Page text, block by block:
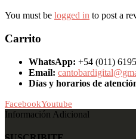
You must be logged in to post a
Carrito
WhatsApp: +54 (011)
Email:
Días y horarios de
FacebookYoutube
Información Adicional